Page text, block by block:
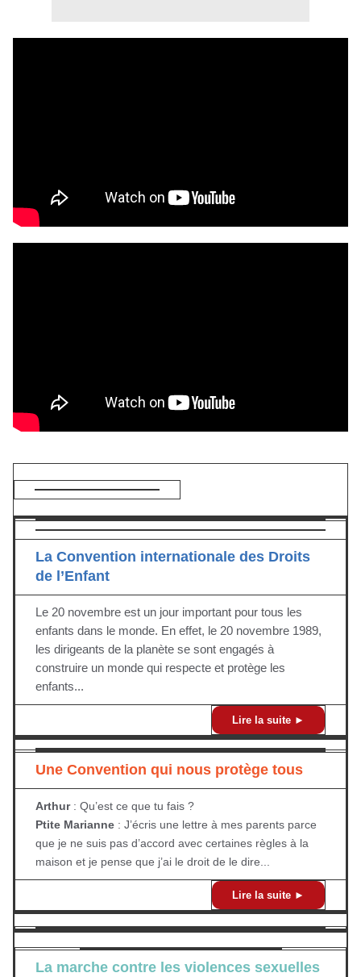
La Convention internationale des Droits
de l’Enfant
Le 20 novembre est un jour important pour tous les
enfants dans le monde. En effet, le 20 novembre 1989,
les dirigeants de la planète se sont engagés à
construire un monde qui respecte et protège les
enfants...
Lire la suite ►
Une Convention qui nous protège tous
Arthur: Qu’est ce que tu fais ?
Ptite Marianne : J’écris une lettre à mes parents parce
que je ne suis pas d’accord avec certaines règles à la
maison et je pense que j’ai le droit de le dire...
Lire la suite ►
La marche contre les violences sexuelles